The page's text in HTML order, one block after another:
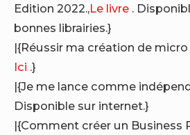
Edition 2022.,Le livre .
bonnes librairies.}
|{Réussir ma création de micro
Ici .}
|{Je me lance comme
Disponible sur internet.}
|{Comment créer un Business